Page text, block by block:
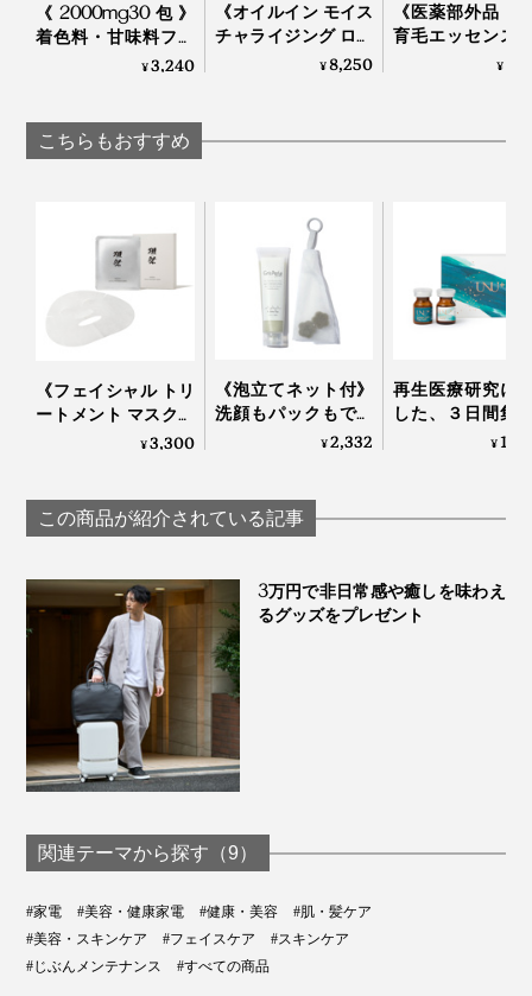
《2000mg30包》
着色料・甘味料フリ
ー、高純度VitaminC
¥3,240
《オイルイン モイス
チャライジング ロー
ション》「獺祭 純米
¥8,250
《医薬部外品・
育毛エッセンス
効成分を濃縮配
¥
こちらもおすすめ
《フェイシャル トリ
ートメント マスク／
5枚入り》「獺祭 純
配合 フェイスマスク
｜獺祭ビューティ
¥3,300
《泡立てネット付》
洗顔もパックもでき
る、「富山クレイ フ
KEIKO
¥2,332
再生医療研究に
した、３日間集
アのヒト幹細胞
¥
この商品が紹介されている記事
3万円で非日常感や癒しを味わえ
るグッズをプレゼント
関連テーマから探す（9）
#家電 #美容・健康家電 #健康・美容
#肌・髪ケア
#美容・スキンケア
#フェイスケア
#スキンケア
#じぶんメンテナンス
#すべての商品